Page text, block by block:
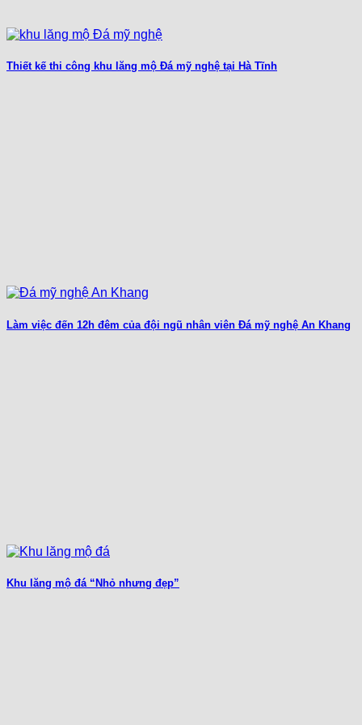
Thiết kế thi công khu lăng mộ Đá mỹ nghệ tại Hà Tĩnh
Làm việc đến 12h đêm của đội ngũ nhân viên Đá mỹ nghệ An Khang
Khu lăng mộ đá “Nhỏ nhưng đẹp”